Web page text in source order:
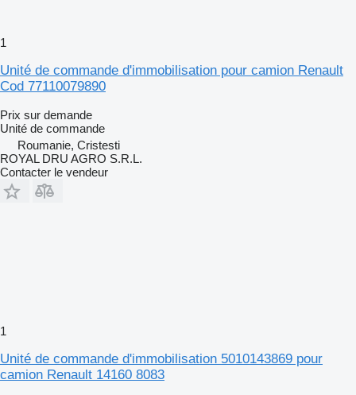
1
Unité de commande d'immobilisation pour camion Renault
Cod 77110079890
Prix sur demande
Unité de commande
Roumanie, Cristesti
ROYAL DRU AGRO S.R.L.
Contacter le vendeur
1
Unité de commande d'immobilisation 5010143869 pour
camion Renault 14160 8083